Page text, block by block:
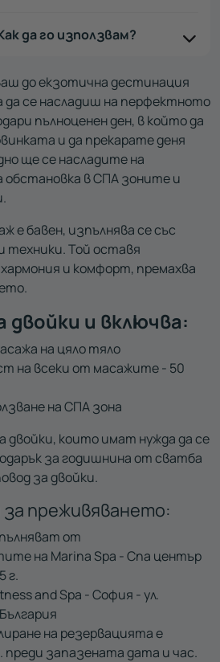
да го използвам?
до екзотична дестинация
да се насладиш на перфектното
пълноценен ден, в който да
и да прекарате деня
ще се насладите на
в СПА зоните и
е бавен, изпълнява се със
техники. Той оставя
и комфорт, премахва
двойки и включва:
на цяло тяло
на всеки от масажите - 50
на СПА зона
двойки, които имат нужда да се
за годишнина от сватба
за двойки.
преживяването:
от
на Marina Spa - Спа център
г.
and Spa - София - ул.
на резервацията е
преди запазената дата и час.